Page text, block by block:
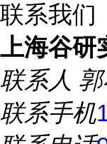
联系我们
上海谷研
联系人
联系手机